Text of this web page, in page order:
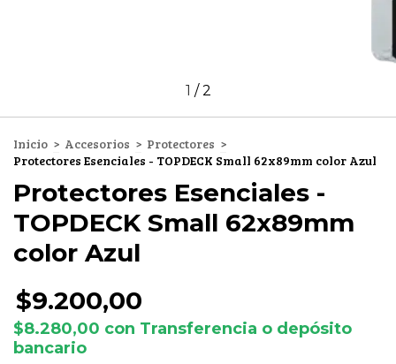
1 /2
Inicio > Accesorios > Protectores >
Protectores Esenciales - TOPDECK Small 62x89mm color Azul
Protectores Esenciales -
TOPDECK Small 62x89mm
color Azul
$9.200,00
$8.280,00 con Transferencia o depósito
bancario